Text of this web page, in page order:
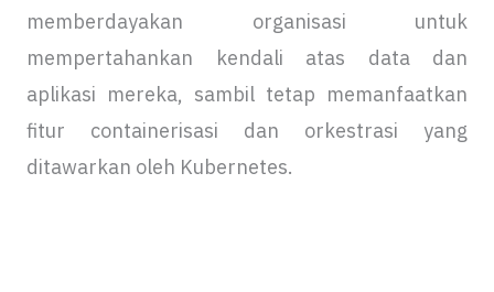
memberdayakan organisasi untuk
mempertahankan kendali atas data dan
aplikasi mereka, sambil tetap memanfaatkan
fitur containerisasi dan orkestrasi yang
ditawarkan oleh Kubernetes.